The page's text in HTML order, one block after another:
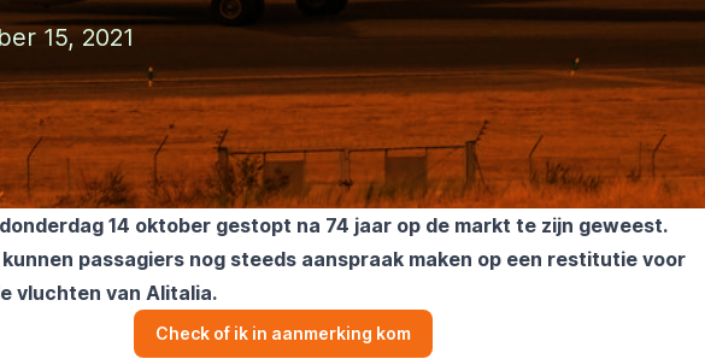
15, 2021
14 oktober gestopt na 74 jaar op de markt te zijn geweest.
passagiers nog steeds aanspraak maken op een restitutie voor
vluchten van Alitalia.
Check of ik in aanmerking kom